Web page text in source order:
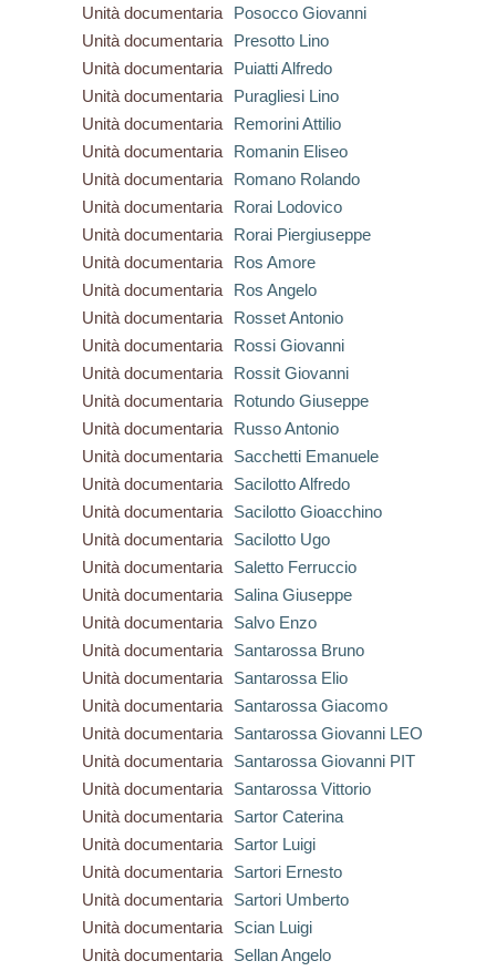
Unità documentaria
Posocco Giovanni
Unità documentaria
Presotto Lino
Unità documentaria
Puiatti Alfredo
Unità documentaria
Puragliesi Lino
Unità documentaria
Remorini Attilio
Unità documentaria
Romanin Eliseo
Unità documentaria
Romano Rolando
Unità documentaria
Rorai Lodovico
Unità documentaria
Rorai Piergiuseppe
Unità documentaria
Ros Amore
Unità documentaria
Ros Angelo
Unità documentaria
Rosset Antonio
Unità documentaria
Rossi Giovanni
Unità documentaria
Rossit Giovanni
Unità documentaria
Rotundo Giuseppe
Unità documentaria
Russo Antonio
Unità documentaria
Sacchetti Emanuele
Unità documentaria
Sacilotto Alfredo
Unità documentaria
Sacilotto Gioacchino
Unità documentaria
Sacilotto Ugo
Unità documentaria
Saletto Ferruccio
Unità documentaria
Salina Giuseppe
Unità documentaria
Salvo Enzo
Unità documentaria
Santarossa Bruno
Unità documentaria
Santarossa Elio
Unità documentaria
Santarossa Giacomo
Unità documentaria
Santarossa Giovanni LEO
Unità documentaria
Santarossa Giovanni PIT
Unità documentaria
Santarossa Vittorio
Unità documentaria
Sartor Caterina
Unità documentaria
Sartor Luigi
Unità documentaria
Sartori Ernesto
Unità documentaria
Sartori Umberto
Unità documentaria
Scian Luigi
Unità documentaria
Sellan Angelo